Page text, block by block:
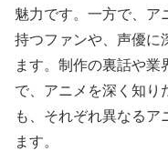
魅力です。一方で、ア
持つファンや、声優に
ます。制作の裏話や業
で、アニメを深く知り
も、それぞれ異なるア
ます。